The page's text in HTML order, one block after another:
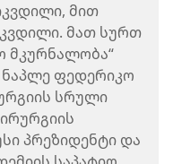
მით
მათ სურთ
მკურნალობა“
ფედერიკო
სრული
პრეზიდენტი და